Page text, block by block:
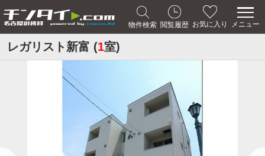
物件検索 閲覧履歴 お気に入り メニュー
レガリスト新富 (1室)